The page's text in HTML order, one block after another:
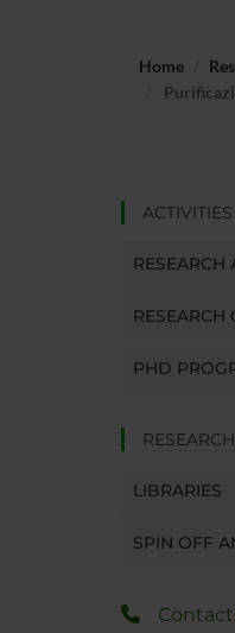
Home
ACTIVITIES
RESEARCH
RESEARCH
PHD
LIBRARIES
SPIN OFF